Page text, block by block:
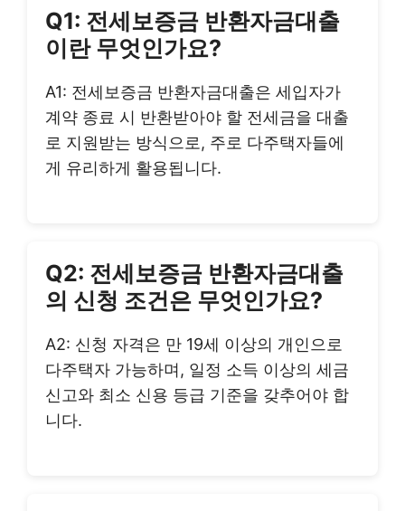
Q1: 전세보증금 반환자금대출
이란 무엇인가요?
A1: 전세보증금 반환자금대출은 세입자가
계약 종료 시 반환받아야 할 전세금을 대출
로 지원받는 방식으로, 주로 다주택자들에
게 유리하게 활용됩니다.
Q2: 전세보증금 반환자금대출
의 신청 조건은 무엇인가요?
A2: 신청 자격은 만 19세 이상의 개인으로
다주택자 가능하며, 일정 소득 이상의 세금
신고와 최소 신용 등급 기준을 갖추어야 합
니다.